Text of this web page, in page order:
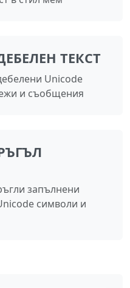
ТЕКСТ
Unicode
и съобщения
запълнени
символи и